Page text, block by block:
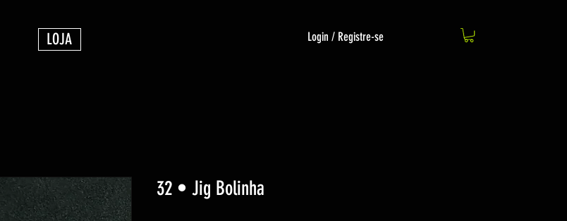
LOJA Login / Registre-se
32 • Jig Bolinha